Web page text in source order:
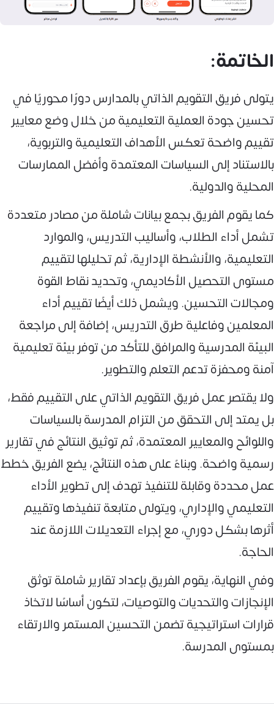
الخاتمة:
يتولى فريق التقويم الذاتي بالمدارس دورًا محوريًا في
تحسين جودة العملية التعليمية من خلال وضع معايير
تقييم واضحة تعكس الأهداف التعليمية والتربوية،
بالاستناد إلى السياسات المعتمدة وأفضل الممارسات
المحلية والدولية.
كما يقوم الفريق بجمع بيانات شاملة من مصادر متعددة
تشمل أداء الطلاب، وأساليب التدريس، والموارد
التعليمية، والأنشطة الإدارية، ثم تحليلها لتقييم
مستوى التحصيل الأكاديمي، وتحديد نقاط القوة
ومجالات التحسين. ويشمل ذلك أيضًا تقييم أداء
المعلمين وفاعلية طرق التدريس، إضافة إلى مراجعة
البيئة المدرسية والمرافق للتأكد من توفر بيئة تعليمية
آمنة ومحفزة تدعم التعلم والتطوير.
ولا يقتصر عمل فريق التقويم الذاتي على التقييم فقط،
بل يمتد إلى التحقق من التزام المدرسة بالسياسات
واللوائح والمعايير المعتمدة، ثم توثيق النتائج في تقارير
رسمية واضحة. وبناءً على هذه النتائج، يضع الفريق خطط
عمل محددة وقابلة للتنفيذ تهدف إلى تطوير الأداء
التعليمي والإداري، ويتولى متابعة تنفيذها وتقييم
أثرها بشكل دوري، مع إجراء التعديلات اللازمة عند
الحاجة.
وفي النهاية، يقوم الفريق بإعداد تقارير شاملة توثق
الإنجازات والتحديات والتوصيات، لتكون أساسًا لاتخاذ
قرارات استراتيجية تضمن التحسين المستمر والارتقاء
بمستوى المدرسة.